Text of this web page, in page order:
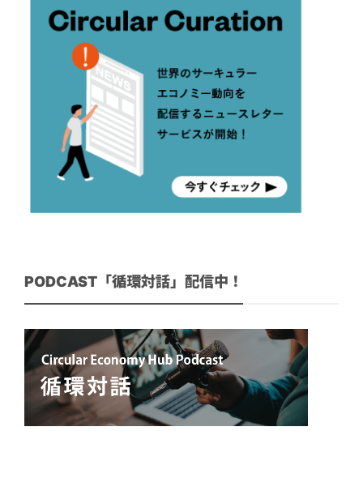
PODCAST「循環対話」配信中！